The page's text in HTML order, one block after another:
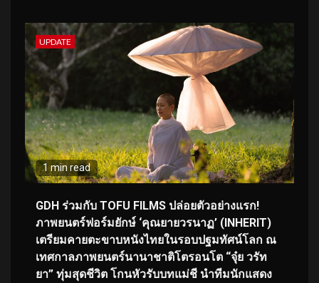
UPDATE
1 min read
GDH ร่วมกับ TOFU FILMS ปล่อยตัวอย่างแรก!
ภาพยนตร์ฟอร์มยักษ์ ‘คุณยายวรนาฏ’ (INHERIT)
เตรียมคายตะขาบหนังไทยในรอบปฐมทัศน์โลก ณ
เทศกาลภาพยนตร์นานาชาติโตรอนโต “จุ๋ย วรัท
ยา” ทุ่มสุดชีวิต โกนหัวรับบทแม่ชี นำทีมนักแสดง